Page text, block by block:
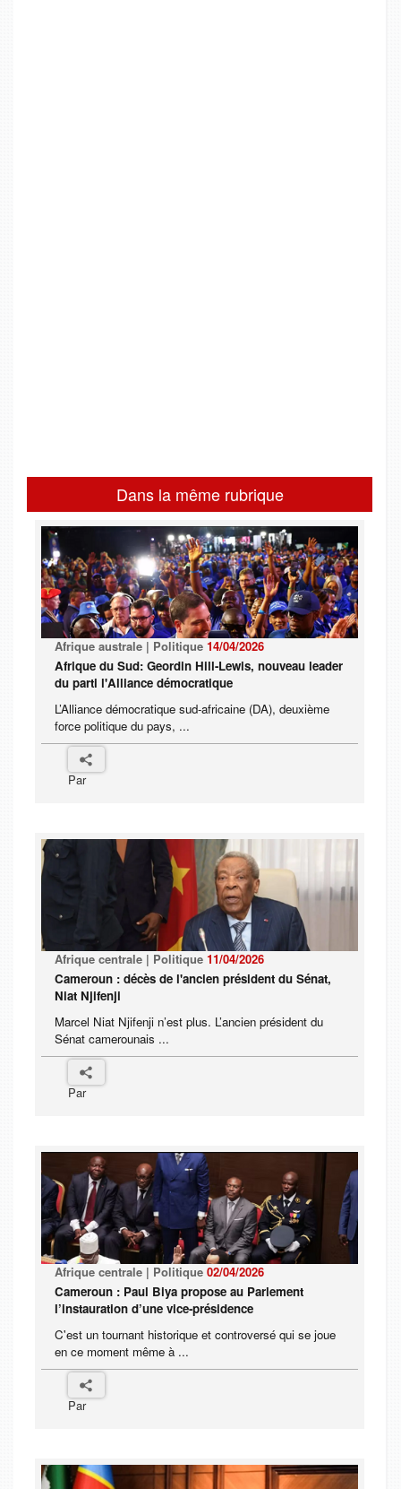
Dans la même rubrique
Afrique australe | Politique 14/04/2026
Afrique du Sud: Geordin Hill-Lewis, nouveau leader
du parti l'Alliance démocratique
L’Alliance démocratique sud-africaine (DA), deuxième
force politique du pays, ...
Par
Afrique centrale | Politique 11/04/2026
Cameroun : décès de l'ancien président du Sénat,
Niat Njifenji
Marcel Niat Njifenji n’est plus. L’ancien président du
Sénat camerounais ...
Par
Afrique centrale | Politique 02/04/2026
Cameroun : Paul Biya propose au Parlement
l’instauration d’une vice-présidence
C'est un tournant historique et controversé qui se joue
en ce moment même à ...
Par